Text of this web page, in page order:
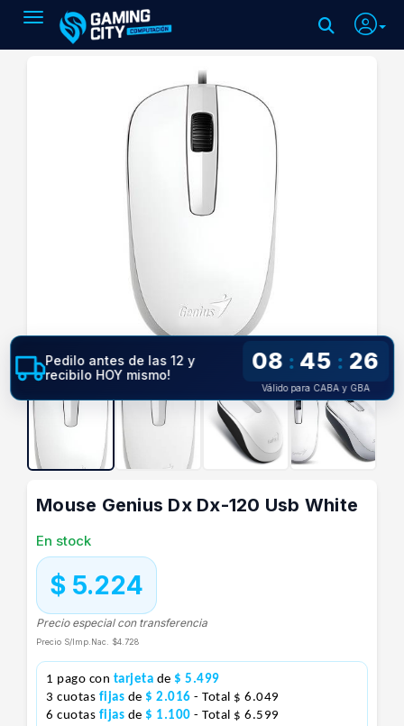
Toggle navigation
Mouse Genius Dx Dx-120 Usb White
En stock
$ 5.224
Precio especial con transferencia
Precio S/Imp.Nac. $4.728
1 pago con tarjeta de $ 5.499
3 cuotas fijas de $ 2.016 - Total $ 6.049
6 cuotas fijas de $ 1.100 - Total $ 6.599
Pedilo antes de las 12 y
recibilo HOY mismo!
08 : 45 : 25
Válido para CABA y GBA